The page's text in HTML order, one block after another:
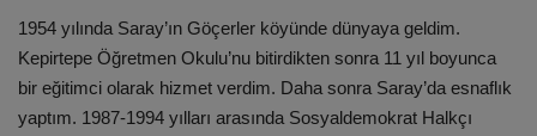
1954 yılında Saray’ın Göçerler köyünde dünyaya geldim.
Kepirtepe Öğretmen Okulu’nu bitirdikten sonra 11 yıl boyunca
bir eğitimci olarak hizmet verdim. Daha sonra Saray’da esnaflık
yaptım. 1987-1994 yılları arasında Sosyaldemokrat Halkçı